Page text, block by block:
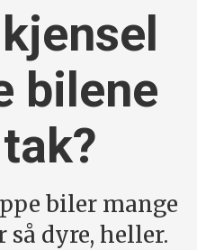
bilene
biler mange
dyre, heller.